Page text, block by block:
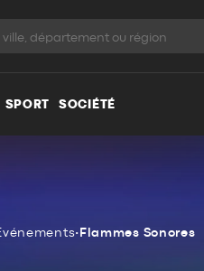
SPORT SOCIÉTÉ
• Flammes Sonores